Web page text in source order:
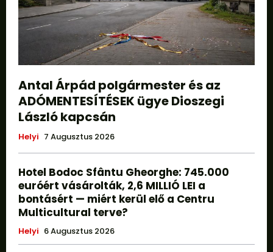
Antal Árpád polgármester és az
ADÓMENTESÍTÉSEK ügye Dioszegi
László kapcsán
Helyi 7 Augusztus 2026
Hotel Bodoc Sfântu Gheorghe: 745.000
euróért vásárolták, 2,6 MILLIÓ LEI a
bontásért — miért kerül elő a Centru
Multicultural terve?
Helyi 6 Augusztus 2026